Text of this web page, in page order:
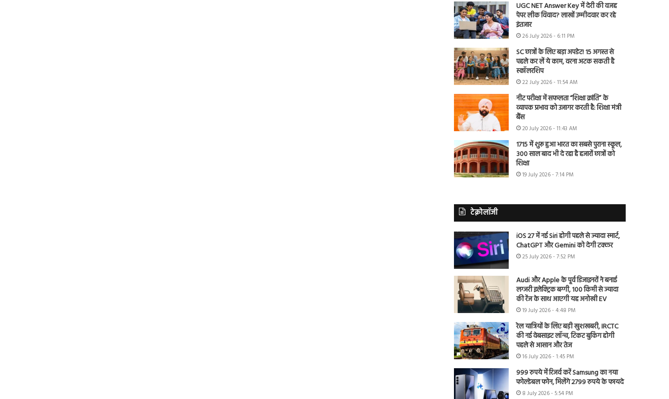
UGC NET Answer Key में देरी की वजह
पेपर लीक विवाद? लाखों उम्मीदवार कर रहे
इंतजार
26 July 2026 - 6:11 PM
SC छात्रों के लिए बड़ा अपडेट! 15 अगस्त से
पहले कर लें ये काम, वरना अटक सकती है
स्कॉलरशिप
22 July 2026 - 11:54 AM
नीट परीक्षा में सफलता “शिक्षा क्रांति” के
व्यापक प्रभाव को उजागर करती है: शिक्षा मंत्री
बैंस
20 July 2026 - 11:43 AM
1715 में शुरू हुआ भारत का सबसे पुराना स्कूल,
300 साल बाद भी दे रहा है हजारों छात्रों को
शिक्षा
19 July 2026 - 7:14 PM
टेक्नोलॉजी
iOS 27 में नई Siri होगी पहले से ज्यादा स्मार्ट,
ChatGPT और Gemini को देगी टक्कर
25 July 2026 - 7:52 PM
Audi और Apple के पूर्व डिजाइनरों ने बनाई
लग्जरी इलेक्ट्रिक बग्गी, 100 किमी से ज्यादा
की रेंज के साथ आएगी यह अनोखी EV
19 July 2026 - 4:48 PM
रेल यात्रियों के लिए बड़ी खुशखबरी, IRCTC
की नई वेबसाइट लॉन्च, टिकट बुकिंग होगी
पहले से आसान और तेज
16 July 2026 - 1:45 PM
999 रुपये में रिजर्व करें Samsung का नया
फोल्डेबल फोन, मिलेंगे 2799 रुपये के फायदे
8 July 2026 - 5:54 PM